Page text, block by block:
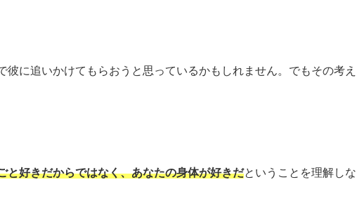
彼に追いかけてもらおうと思っているかもしれません。でもその考え
と好きだからではなく、あなたの身体が好きだということを理解しな